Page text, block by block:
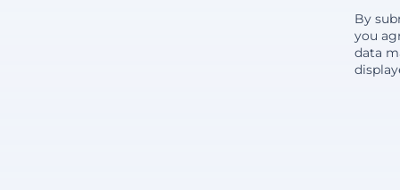
By
you
data